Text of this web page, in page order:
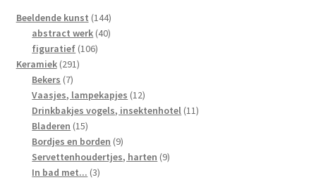
Beeldende kunst 144144
producten
abstract werk 4040
figuratief 106106
Keramiek 291291
Bekers 77
producten
Vaasjes, lampekapjes 1212
producten
Drinkbakjes vogels, insektenhotel 1111
Bladeren 1515
producten
Bordjes en borden 99
producten
Servettenhoudertjes, harten 99
In bad met... 33